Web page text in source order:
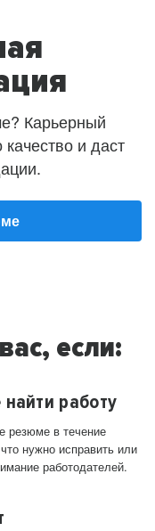
Карьерный
качество и даст
если:
работу
резюме в течение
нужно исправить или
работодателей.